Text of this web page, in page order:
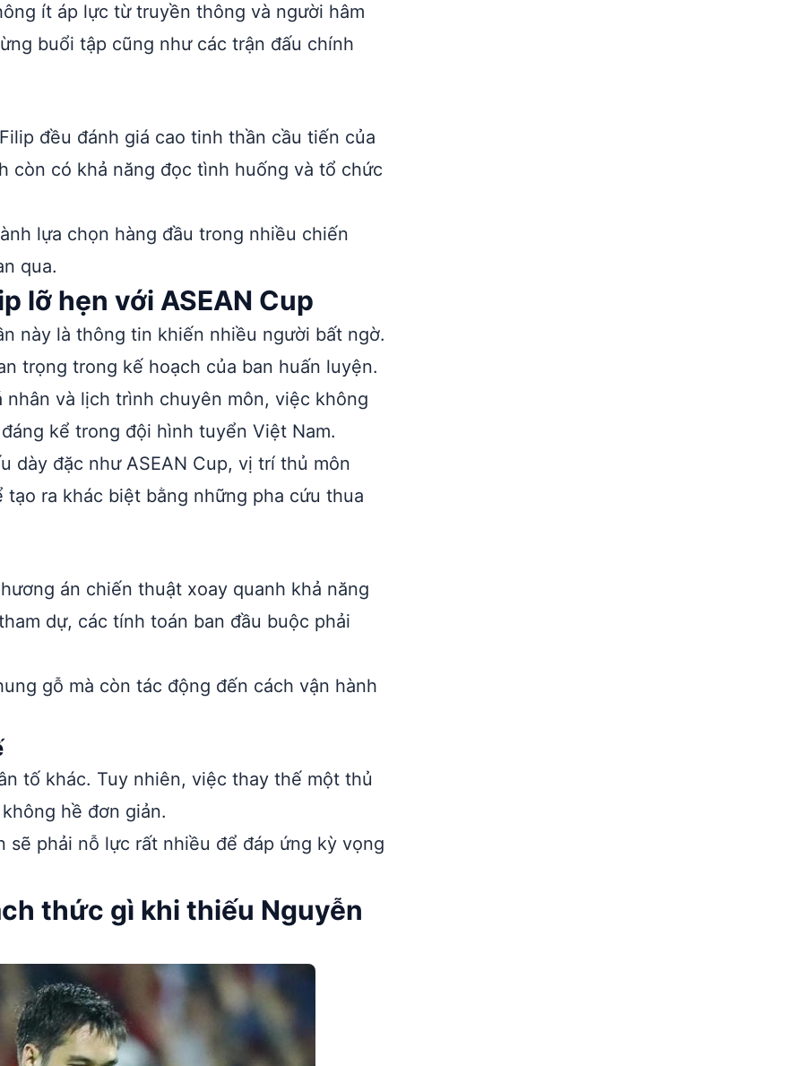
ít áp lực từ truyền thông và người hâm
buổi tập cũng như các trận đấu chính
đều đánh giá cao tinh thần cầu tiến của
còn có khả năng đọc tình huống và tổ chức
lựa chọn hàng đầu trong nhiều chiến
qua.
lỡ hẹn với ASEAN Cup
này là thông tin khiến nhiều người bất ngờ.
trọng trong kế hoạch của ban huấn luyện.
và lịch trình chuyên môn, việc không
kể trong đội hình tuyển Việt Nam.
dày đặc như ASEAN Cup, vị trí thủ môn
ra khác biệt bằng những pha cứu thua
án chiến thuật xoay quanh khả năng
dự, các tính toán ban đầu buộc phải
gỗ mà còn tác động đến cách vận hành
tố khác. Tuy nhiên, việc thay thế một thủ
hề đơn giản.
phải nỗ lực rất nhiều để đáp ứng kỳ vọng
thức gì khi thiếu Nguyễn